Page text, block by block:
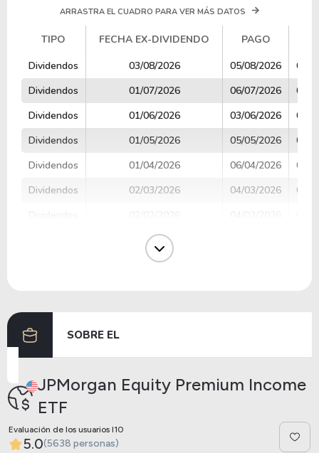
ARRASTRA EL CUADRO PARA VER MÁS DATOS
TIPO FECHA EX-DIVIDENDO PAGO
TIPO
FECHA EX-DIVIDENDO PAGO
Dividendos 03/08/2026 05/08/2026
Dividendos
01/07/2026 06/07/2026
Dividendos
01/06/2026 03/06/2026
Dividendos
01/05/2026 05/05/2026
Dividendos
01/04/2026 06/04/2026
Dividendos
02/03/2026 04/03/2026
31/12/2025
01/12/2025
SOBRE EL
JPMorgan Equity Premium Income
ETF
Evaluación de los usuarios I10
5.0(5638 personas)